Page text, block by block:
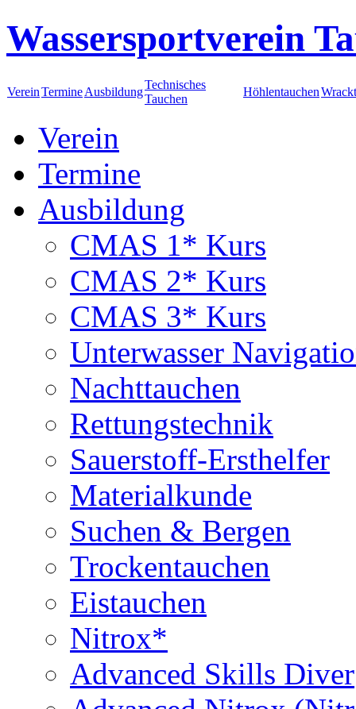
Wassersportverein
VereinTermineAusbildung
Technisches
Tauchen
Höhlentauchen
Verein
Termine
Ausbildung
CMAS 1* Kurs
CMAS 2* Kurs
CMAS 3* Kurs
Unterwasser
Nachttauchen
Rettungstechnik
Sauerstoff-Ersthelfer
Materialkunde
Suchen & Bergen
Trockentauchen
Eistauchen
Nitrox*
Advanced Skills Diver